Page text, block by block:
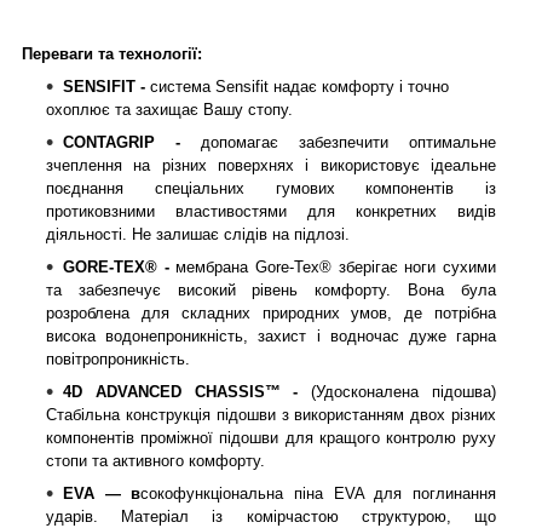
Переваги та технології:
SENSIFIT - система Sensifit надає комфорту і точно
охоплює та захищає Вашу стопу.
CONTAGRIP - допомагає забезпечити оптимальне
зчеплення на різних поверхнях і використовує ідеальне
поєднання спеціальних гумових компонентів із
протиковзними властивостями для конкретних видів
діяльності. Не залишає слідів на підлозі.
GORE-TEX® -мембрана Gore-Tex® зберігає ноги сухими
та забезпечує високий рівень комфорту. Вона була
розроблена для складних природних умов, де потрібна
висока водонепроникність, захист і водночас дуже гарна
повітропроникність.
4D ADVANCED CHASSIS™ - (Удосконалена підошва)
Стабільна конструкція підошви з використанням двох різних
компонентів проміжної підошви для кращого контролю руху
стопи та активного комфорту.
EVA — всокофункціональна піна EVA для поглинання
ударів. Матеріал із комірчастою структурою, що